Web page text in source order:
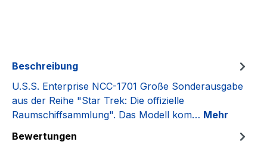
Beschreibung
U.S.S. Enterprise NCC-1701 Große Sonderausgabe
aus der Reihe "Star Trek: Die offizielle
Raumschiffsammlung". Das Modell kom… Mehr
Bewertungen